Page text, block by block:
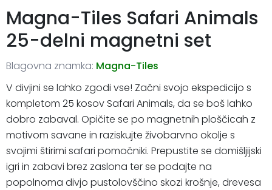
Magna-Tiles Safari Animals
25-delni magnetni set
Blagovna znamka: Magna-Tiles
V divjini se lahko zgodi vse! Začni svojo ekspedicijo s
kompletom 25 kosov Safari Animals, da se boš lahko
dobro zabaval. Opičite se po magnetnih ploščicah z
motivom savane in raziskujte živobarvno okolje s
svojimi štirimi safari pomočniki. Prepustite se domišljijski
igri in zabavi brez zaslona ter se podajte na
popolnoma divjo pustolovščino skozi krošnje, drevesa